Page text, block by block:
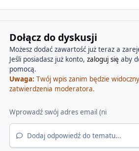
Dołącz do dyskusji
Możesz dodać zawartość już teraz a
Jeśli posiadasz już konto, zaloguj się aby
pomocą.
Uwaga: Twój wpis zanim będzie
zatwierdzenia moderatora.
Dodaj odpowiedź do tematu...